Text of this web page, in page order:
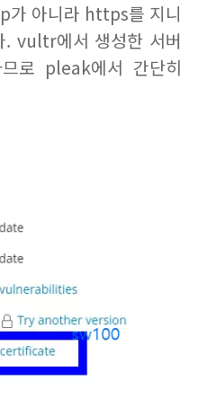
가 아니라 https를 지니
. vultr에서 생성한 서버
로 pleak에서 간단히